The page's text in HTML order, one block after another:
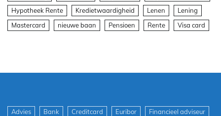
Hypotheek Rente
Kredietwaardigheid Lenen
Lening
Mastercard
nieuwe baan Pensioen Rente Visa card
Advies Bank Creditcard Euribor
Financieel adviseur